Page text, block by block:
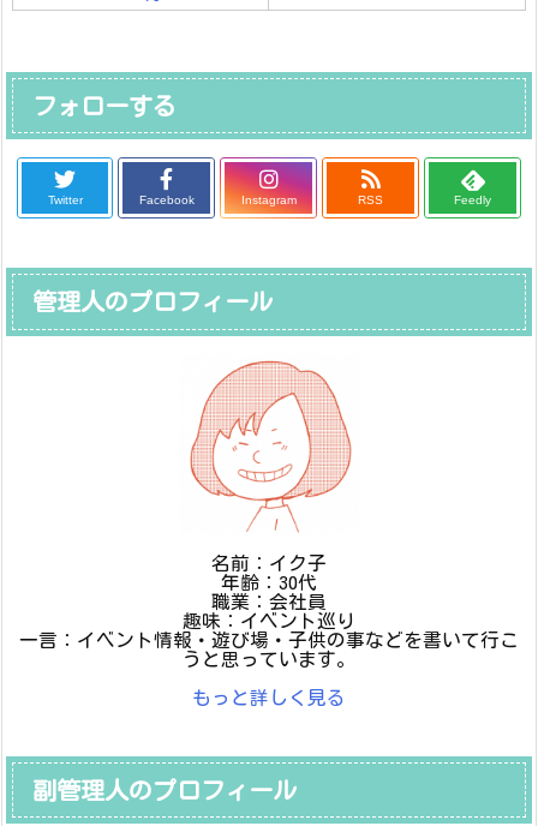
フォローする
Twitter Facebook Instagram RSS Feedly
管理人のプロフィール
名前：イク子
年齢：30代
職業：会社員
趣味：イベント巡り
一言：イベント情報・遊び場・子供の事などを書いて行こ
うと思っています。
もっと詳しく見る
副管理人のプロフィール